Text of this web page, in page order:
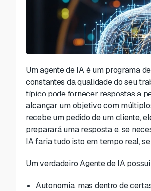
Um agente de IA é um programa
constantes da qualidade do seu
típico pode fornecer respostas a
alcançar um objetivo com
recebe um pedido de um cliente,
preparará uma resposta e, se
IA faria tudo isto em tempo real,
Um verdadeiro Agente de IA
Autonomia, mas dentro de